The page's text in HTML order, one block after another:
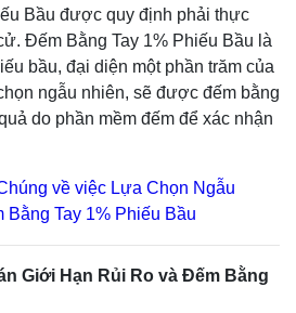
Bầu được quy định phải thực
Đếm Bằng Tay 1% Phiếu Bầu là
bầu, đại diện một phần trăm của
ngẫu nhiên, sẽ được đếm bằng
do phần mềm đếm để xác nhận
về việc Lựa Chọn Ngẫu
Tay 1% Phiếu Bầu
Giới Hạn Rủi Ro và Đếm Bằng